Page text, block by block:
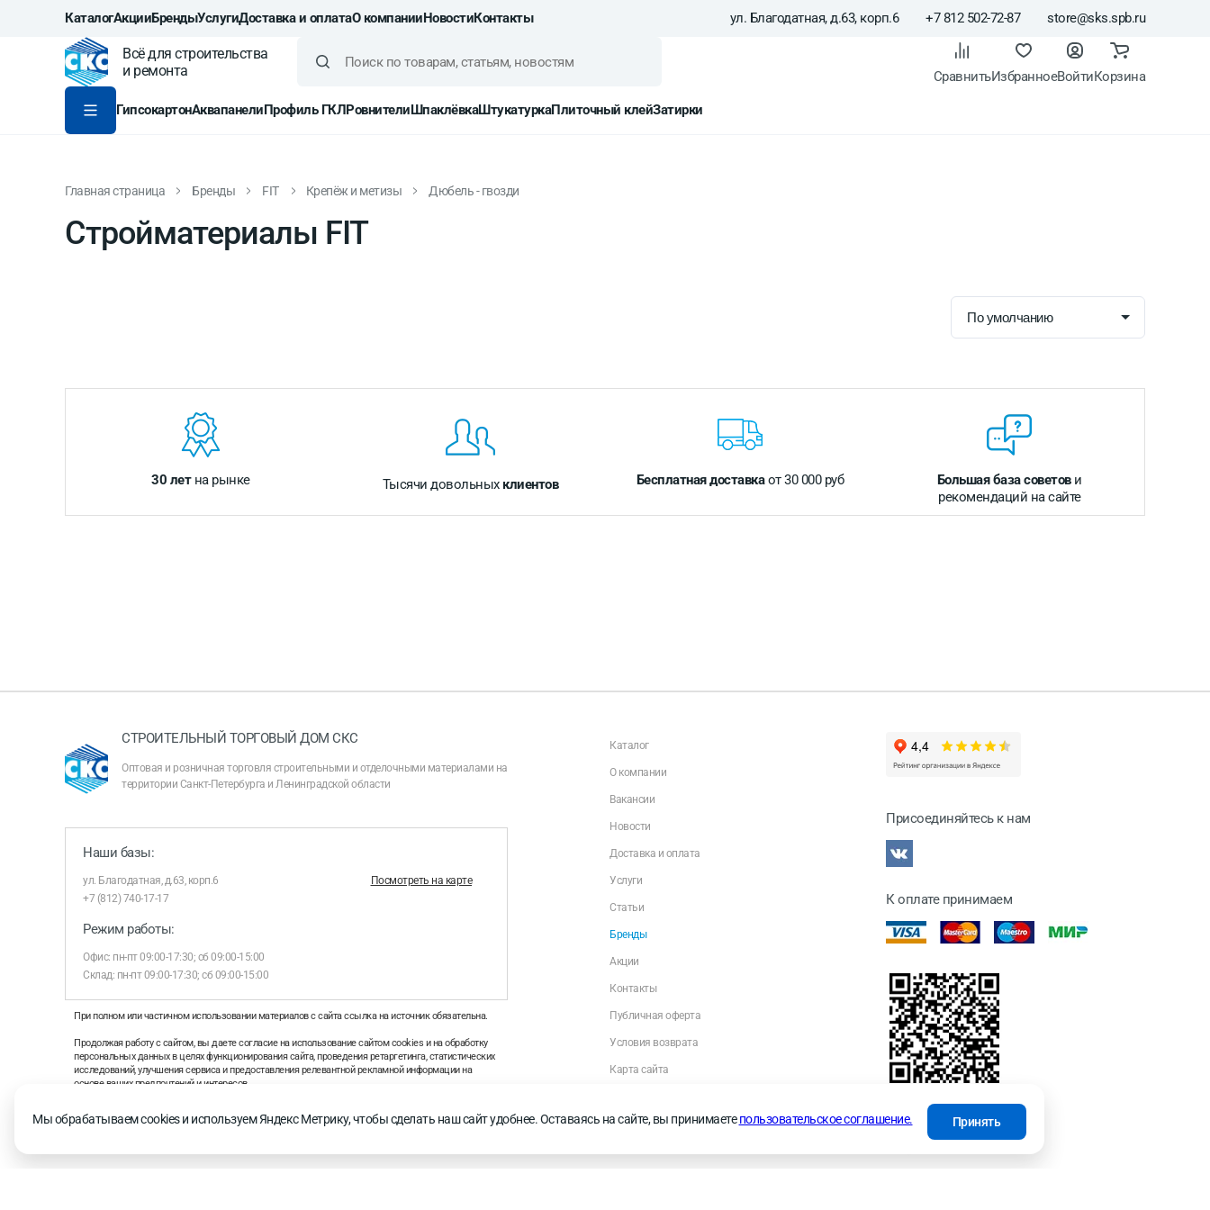
КаталогАкцииБрендыУслугиДоставка и оплатаО компанииНовостиКонтакты ул. Благодатная, д.63, корп.6 +7 812 502-72-87 store@sks.spb.ru
Всё для строительства
и ремонта
СравнитьИзбранноеВойтиКорзина
ГипсокартонАквапанелиПрофиль ГКЛРовнителиШпаклёвкаШтукатуркаПлиточный клейЗатирки
Главная страница Бренды FIT Крепёж и метизы Дюбель - гвозди
Стройматериалы FIT
30 летна рынке Тысячи довольных клиентов Бесплатная доставкаот 30 000 руб Большая база советови
рекомендаций на сайте
СТРОИТЕЛЬНЫЙ ТОРГОВЫЙ ДОМ СКС
Оптовая и розничная торговля строительными и отделочными материалами на
территории Санкт-Петербурга и Ленинградской области
Наши базы:
ул. Благодатная, д.63, корп.6
Посмотреть на карте
+7 (812) 740-17-17
Режим работы:
Офис: пн-пт 09:00-17:30; сб 09:00-15:00
Склад: пн-пт 09:00-17:30; сб 09:00-15:00
При полном или частичном использовании материалов с сайта ссылка на источник обязательна.
Продолжая работу с сайтом, вы даете согласие на использование сайтом cookies и на обработку
персональных данных в целях функционирования сайта, проведения ретаргетинга, статистических
исследований, улучшения сервиса и предоставления релевантной рекламной информации на
основе ваших предпочтений и интересов.
рекомендательных технологий
Каталог
О компании
Вакансии
Новости
Доставка и оплата
Услуги
Статьи
Бренды
Акции
Контакты
Публичная оферта
Условия возврата
Карта сайта
Присоединяйтесь к нам
К оплате принимаем
Мы обрабатываем cookies и используем Яндекс Метрику, чтобы сделать наш сайт удобнее. Оставаясь на сайте, вы принимаетепользовательское соглашение. Принять